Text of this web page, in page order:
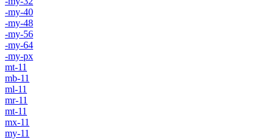
-my-40
-my-48
-my-56
-my-64
-my-px
mt-11
mb-11
ml-11
mr-11
mt-11
mx-11
my-11